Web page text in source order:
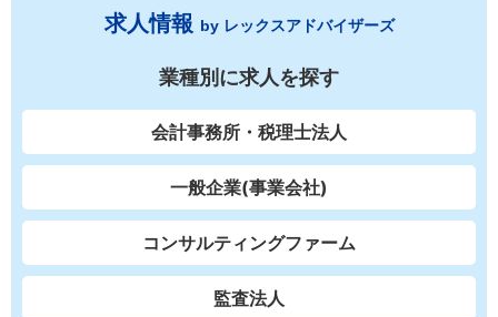
求人情報 by レックスアドバイザーズ
業種別に求人を探す
会計事務所・税理士法人
一般企業(事業会社)
コンサルティングファーム
監査法人